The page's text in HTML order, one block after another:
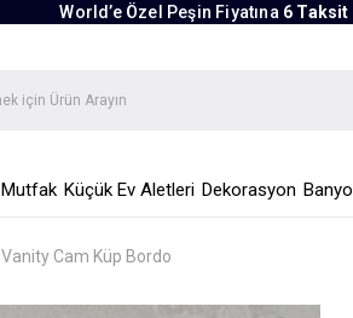
World’e Özel Peşin Fiyatına 6 Taksit
Mutfak Küçük Ev Aletleri Dekorasyon Banyo
Vanity Cam Küp Bordo